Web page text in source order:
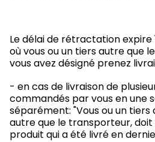
Le délai de rétractation expire
où vous ou un tiers autre que
vous avez désigné prenez
- en cas de livraison de
commandés par vous en une
séparément: "Vous ou un tiers
autre que le transporteur,
produit qui a été livré en